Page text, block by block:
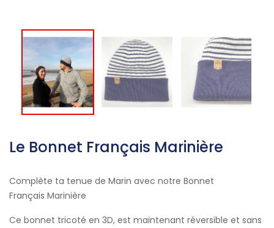
Le Bonnet Français Marinière
Complète ta tenue de Marin avec notre Bonnet
Français Marinière
Ce bonnet tricoté en 3D, est maintenant réversible et sans